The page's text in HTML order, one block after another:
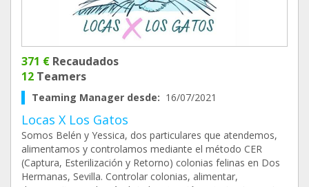
371 € Recaudados
12 Teamers
Teaming Manager desde: 16/07/2021
Locas X Los Gatos
Somos Belén y Yessica, dos particulares que atendemos,
alimentamos y controlamos mediante el método CER
(Captura, Esterilización y Retorno) colonias felinas en Dos
Hermanas, Sevilla. Controlar colonias, alimentar,